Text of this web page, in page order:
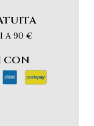
A 90 €
CON